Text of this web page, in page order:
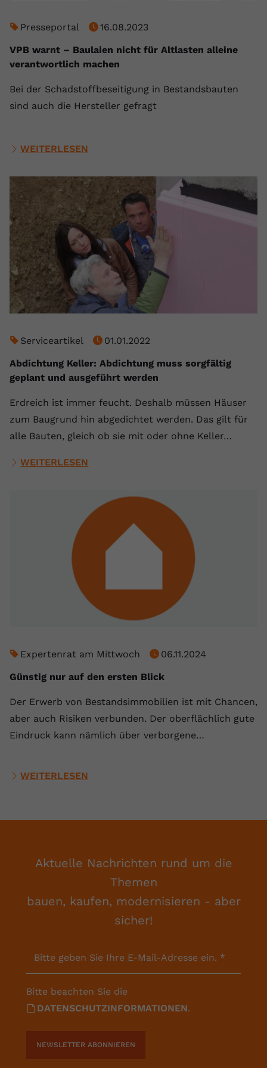
Presseportal
16.08.2023
VPB warnt – Baulaien nicht für Altlasten alleine
verantwortlich machen
Bei der Schadstoffbeseitigung in Bestandsbauten
sind auch die Hersteller gefragt
WEITERLESEN
Serviceartikel
01.01.2022
Abdichtung Keller: Abdichtung muss sorgfältig
geplant und ausgeführt werden
Erdreich ist immer feucht. Deshalb müssen Häuser
zum Baugrund hin abgedichtet werden. Das gilt für
alle Bauten, gleich ob sie mit oder ohne Keller…
WEITERLESEN
Expertenrat am Mittwoch
06.11.2024
Günstig nur auf den ersten Blick
Der Erwerb von Bestandsimmobilien ist mit Chancen,
aber auch Risiken verbunden. Der oberflächlich gute
Eindruck kann nämlich über verborgene…
WEITERLESEN
Aktuelle Nachrichten rund um die
Themen
bauen, kaufen, modernisieren - aber
sicher!
Bitte geben Sie Ihre E-Mail-Adresse ein. *
Bitte beachten Sie die
DATENSCHUTZINFORMATIONEN.
NEWSLETTER ABONNIEREN